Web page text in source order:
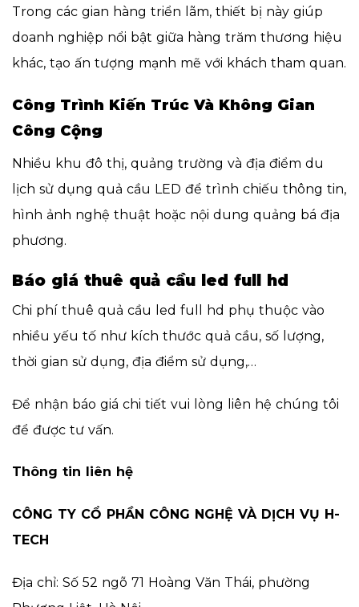
Trong các gian hàng triển lãm, thiết bị này giúp
doanh nghiệp nổi bật giữa hàng trăm thương hiệu
khác, tạo ấn tượng mạnh mẽ với khách tham quan.
Công Trình Kiến Trúc Và Không Gian
Công Cộng
Nhiều khu đô thị, quảng trường và địa điểm du
lịch sử dụng quả cầu LED để trình chiếu thông tin,
hình ảnh nghệ thuật hoặc nội dung quảng bá địa
phương.
Báo giá thuê quả cầu led full hd
Chi phí thuê quả cầu led full hd phụ thuộc vào
nhiều yếu tố như kích thước quả cầu, số lượng,
thời gian sử dụng, địa điểm sử dụng,…
Để nhận báo giá chi tiết vui lòng liên hệ chúng tôi
để được tư vấn.
Thông tin liên hệ
CÔNG TY CỔ PHẦN CÔNG NGHỆ VÀ DỊCH VỤ H-
TECH
Địa chỉ: Số 52 ngõ 71 Hoàng Văn Thái, phường